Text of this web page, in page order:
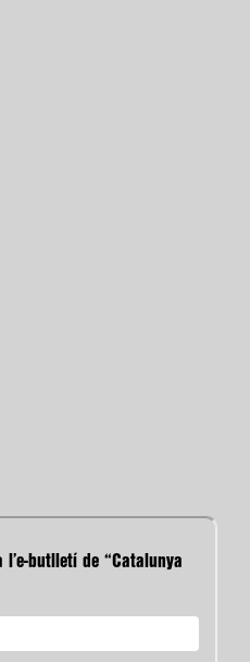
butlletí de “Catalunya